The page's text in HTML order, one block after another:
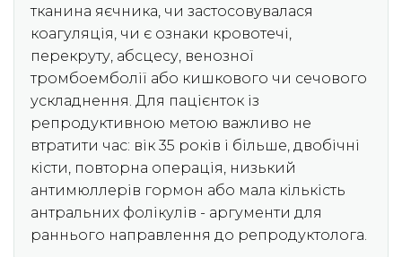
тканина яєчника, чи застосовувалася
коагуляція, чи є ознаки кровотечі,
перекруту, абсцесу, венозної
тромбоемболії або кишкового чи сечового
ускладнення. Для пацієнток із
репродуктивною метою важливо не
втратити час: вік 35 років і більше, двобічні
кісти, повторна операція, низький
антимюллерів гормон або мала кількість
антральних фолікулів - аргументи для
раннього направлення до репродуктолога.